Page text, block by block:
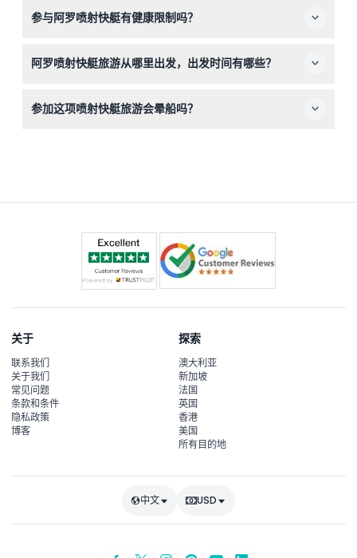
品，因为所有必要的安全设备均已提供。
参与阿罗喷射快艇有健康限制吗？
患者，以及孕妇或残疾人士参加。
阿罗喷射快艇旅游从哪里出发，出发时间有哪些？
午9:30至下午4:00。您可以在此处线上预订时查看可用时
参加这项喷射快艇旅游会晕船吗？
关于
联系我们
关于我们
常见问题
条款和条件
隐私政策
博客
探索
澳大利亚
新加坡
法国
英国
香港
美国
所有目的地
中文 USD